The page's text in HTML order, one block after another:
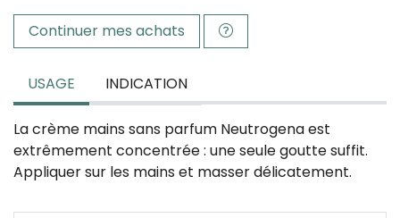
Continuer mes achats
USAGE INDICATION
La crème mains sans parfum Neutrogena est
extrêmement concentrée : une seule goutte suffit.
Appliquer sur les mains et masser délicatement.